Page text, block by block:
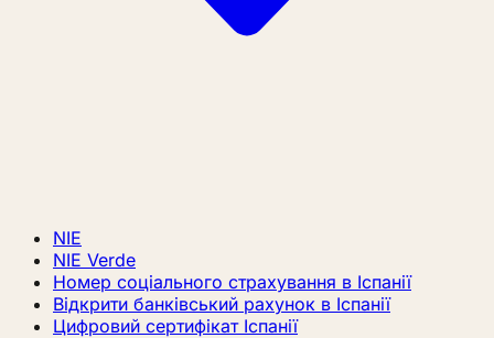
NIE
NIE Verde
Номер соціального страхування в Іспанії
Відкрити банківський рахунок в Іспанії
Цифровий сертифікат Іспанії